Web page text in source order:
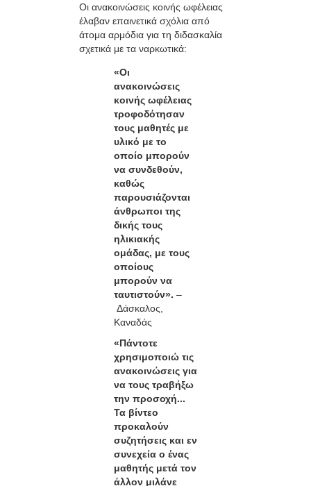
Οι ανακοινώσεις κοινής ωφέλειας
έλαβαν επαινετικά σχόλια από
άτομα αρμόδια για τη διδασκαλία
σχετικά με τα ναρκωτικά:
«Οι
ανακοινώσεις
κοινής ωφέλειας
τροφοδότησαν
τους μαθητές με
υλικό με το
οποίο μπορούν
να συνδεθούν,
καθώς
παρουσιάζονται
άνθρωποι της
δικής τους
ηλικιακής
ομάδας, με τους
οποίους
μπορούν να
ταυτιστούν». –
Δάσκαλος,
Καναδάς
«Πάντοτε
χρησιμοποιώ τις
ανακοινώσεις για
να τους τραβήξω
την προσοχή...
Τα βίντεο
προκαλούν
συζητήσεις και εν
συνεχεία ο ένας
μαθητής μετά τον
άλλον μιλάνε